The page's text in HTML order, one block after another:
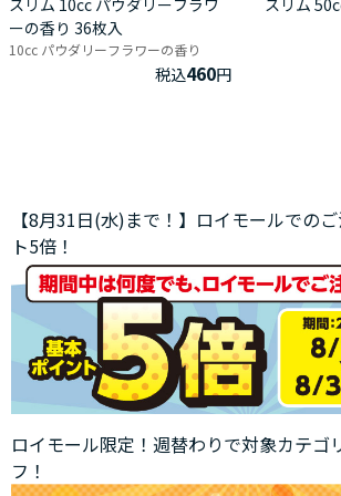
ーの香り 36枚入
10cc パウダリーフラワーの香り
税込460円
【8月31日(水)まで！】ロイモールでの
ト5倍！
ロイモール限定！週替わりで対象カテゴ
フ！